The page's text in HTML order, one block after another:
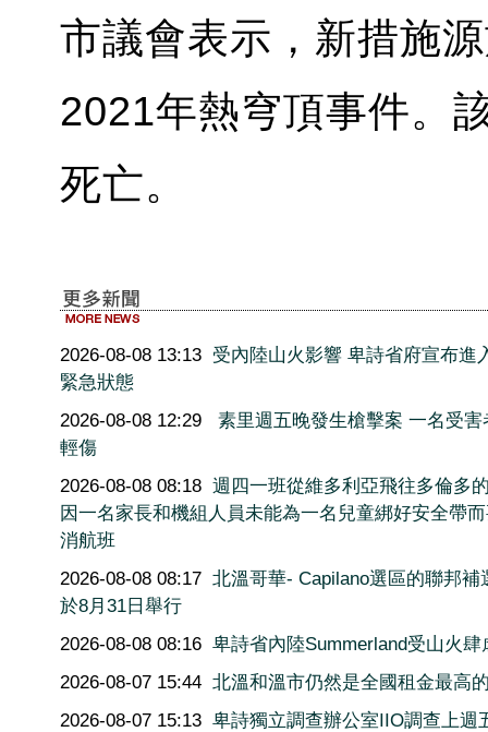
市議會表示，新措施
2021年熱穹頂事件。
死亡。
2026-08-08 13:13 受內陸山火影響 卑詩省府宣布進
緊急狀態
2026-08-08 12:29
素里週五晚發生槍擊案 一名受害
輕傷
2026-08-08 08:18 週四一班從維多利亞飛往多倫多
因一名家長和機組人員未能為一名兒童綁好安全帶
消航班
2026-08-08 08:17 北溫哥華- Capilano選區的聯邦補
於8月31日舉行
2026-08-08 08:16 卑詩省內陸Summerland受山火肆
2026-08-07 15:44 北溫和溫市仍然是全國租金最高
2026-08-07 15:13 卑詩獨立調查辦公室IIO調查上週